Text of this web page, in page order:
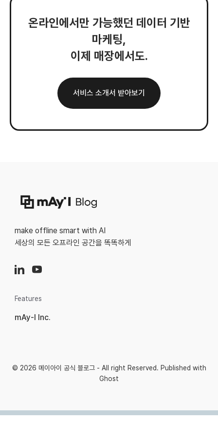
온라인에서만 가능했던 데이터 기반
마케팅,
이제 매장에서도.
서비스 소개서 받아보기
make offline smart with AI
세상의 모든 오프라인 공간을 똑똑하게
Features
mAy-I Inc.
© 2026 메이아이 공식 블로그- All right Reserved. Published with
Ghost